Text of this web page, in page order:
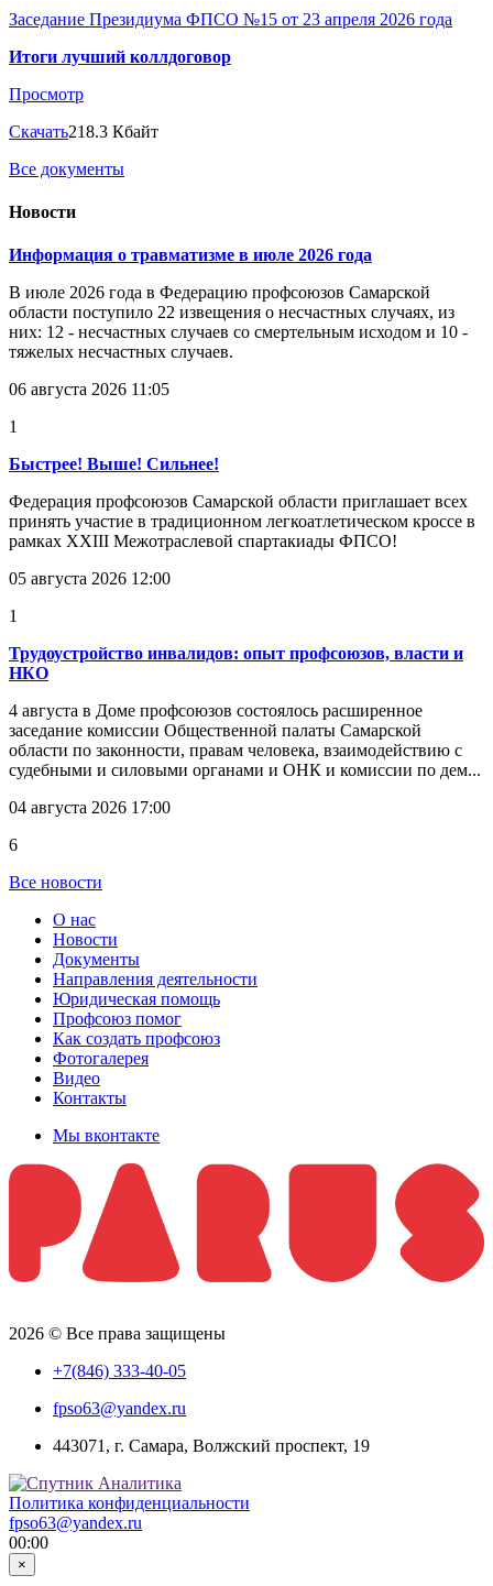
Заседание Президиума ФПСО №15 от 23 апреля 2026 года
Итоги лучший коллдоговор
Просмотр
Скачать218.3 Кбайт
Все документы
Новости
Информация о травматизме в июле 2026 года
В июле 2026 года в Федерацию профсоюзов Самарской
области поступило 22 извещения о несчастных случаях, из
них: 12 - несчастных случаев со смертельным исходом и 10 -
тяжелых несчастных случаев.
06 августа 2026 11:05
1
Быстрее! Выше! Сильнее!
Федерация профсоюзов Самарской области приглашает всех
принять участие в традиционном легкоатлетическом кроссе в
рамках XXIII Межотраслевой спартакиады ФПСО!
05 августа 2026 12:00
1
Трудоустройство инвалидов: опыт профсоюзов, власти и
НКО
4 августа в Доме профсоюзов состоялось расширенное
заседание комиссии Общественной палаты Самарской
области по законности, правам человека, взаимодействию с
судебными и силовыми органами и ОНК и комиссии по дем...
04 августа 2026 17:00
6
Все новости
О нас
Новости
Документы
Направления деятельности
Юридическая помощь
Профсоюз помог
Как создать профсоюз
Фотогалерея
Видео
Контакты
Мы вконтакте
2026 © Все права защищены
+7(846) 333-40-05
fpso63@yandex.ru
443071, г. Самара, Волжский проспект, 19
Политика конфиденциальности
fpso63@yandex.ru
00:00
×